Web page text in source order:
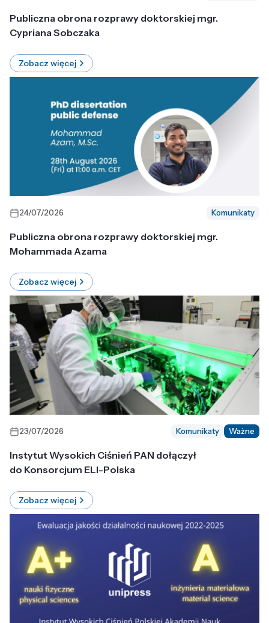
Publiczna obrona rozprawy doktorskiej mgr.
Cypriana Sobczaka
Zobacz więcej
24/07/2026 Komunikaty
Publiczna obrona rozprawy doktorskiej mgr.
Mohammada Azama
Zobacz więcej
23/07/2026 Komunikaty Ważne
Instytut Wysokich Ciśnień PAN dołączył
do Konsorcjum ELI-Polska
Zobacz więcej